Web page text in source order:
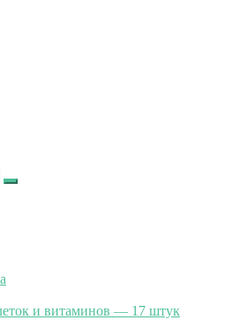
Найти
и витаминов — 17 штук